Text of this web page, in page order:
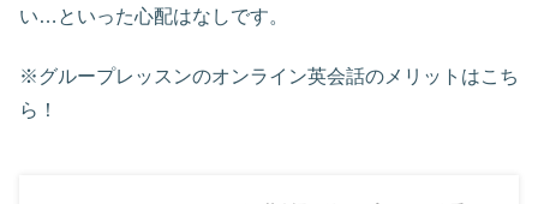
い…といった心配はなしです。
※グループレッスンのオンライン英会話のメリットはこち
ら！